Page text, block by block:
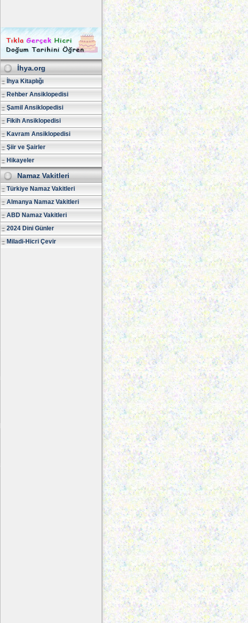
İhya.org
İhya Kitaplığı
Rehber Ansiklopedisi
Şamil Ansiklopedisi
Fikih Ansiklopedisi
Kavram Ansiklopedisi
Şiir ve Şairler
Hikayeler
Namaz Vakitleri
Türkiye Namaz Vakitleri
Almanya Namaz Vakitleri
ABD Namaz Vakitleri
2024 Dini Günler
Miladi-Hicri Çevir